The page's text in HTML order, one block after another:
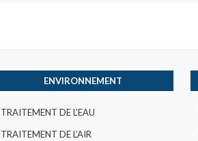
ENVIRONNEMENT
TRAITEMENT DE L’EAU
TRAITEMENT DE L’AIR